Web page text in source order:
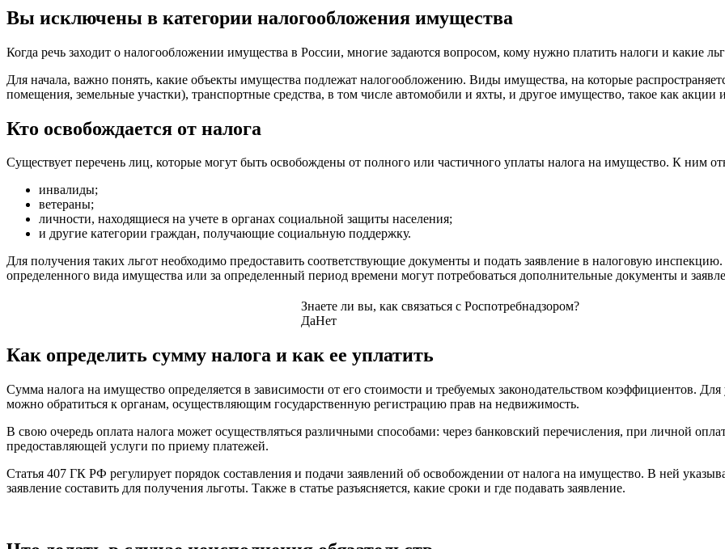
Вы исключены в категории налогообложения имущества
Когда речь заходит о налогообложении имущества в России, многие задаются вопросом, кому нужно платить налоги и какие
Для начала, важно понять, какие объекты имущества подлежат налогообложению. Виды имущества, на которые
помещения, земельные участки), транспортные средства, в том числе автомобили и яхты, и другое имущество, такое как акции
Кто освобождается от налога
Существует перечень лиц, которые могут быть освобождены от полного или частичного уплаты налога на имущество. К ним
инвалиды;
ветераны;
личности, находящиеся на учете в органах социальной защиты населения;
и другие категории граждан, получающие социальную поддержку.
Для получения таких льгот необходимо предоставить соответствующие документы и подать заявление в налоговую
определенного вида имущества или за определенный период времени могут потребоваться дополнительные документы и
Знаете ли вы, как связаться с Роспотребнадзором?
ДаНет
Как определить сумму налога и как ее уплатить
Сумма налога на имущество определяется в зависимости от его стоимости и требуемых законодательством коэффициентов.
можно обратиться к органам, осуществляющим государственную регистрацию прав на недвижимость.
В свою очередь оплата налога может осуществляться различными способами: через банковский перечисления, при личной
предоставляющей услуги по приему платежей.
Статья 407 ГК РФ регулирует порядок составления и подачи заявлений об освобождении от налога на имущество. В ней
заявление составить для получения льготы. Также в статье разъясняется, какие сроки и где подавать заявление.